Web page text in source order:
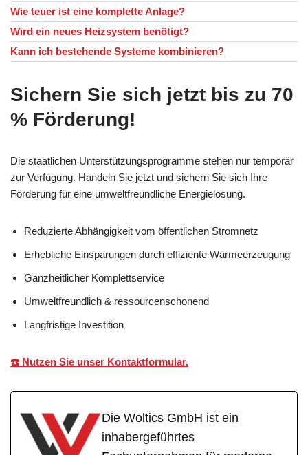
Wie teuer ist eine komplette Anlage?
Wird ein neues Heizsystem benötigt?
Kann ich bestehende Systeme kombinieren?
Sichern Sie sich jetzt bis zu 70
% Förderung!
Die staatlichen Unterstützungsprogramme stehen nur temporär
zur Verfügung. Handeln Sie jetzt und sichern Sie sich Ihre
Förderung für eine umweltfreundliche Energielösung.
Reduzierte Abhängigkeit vom öffentlichen Stromnetz
Erhebliche Einsparungen durch effiziente Wärmeerzeugung
Ganzheitlicher Komplettservice
Umweltfreundlich & ressourcenschonend
Langfristige Investition
☎️ Nutzen Sie unser Kontaktformular.
Die Woltics GmbH ist ein
inhabergeführtes